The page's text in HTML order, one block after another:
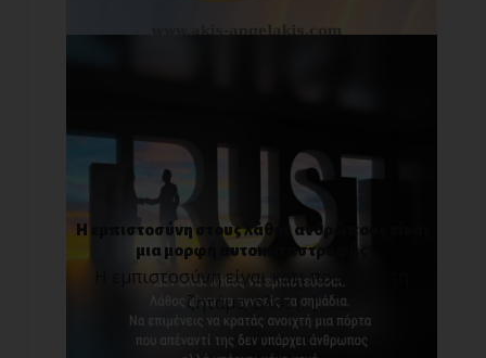
Η εμπιστοσύνη στους λάθος ανθρώπους είναι
μια μορφή αυτοκαταστροφής
Η εμπιστοσύνη είναι κάτι που όλοι τη
ζητάμε, όλοι [...]